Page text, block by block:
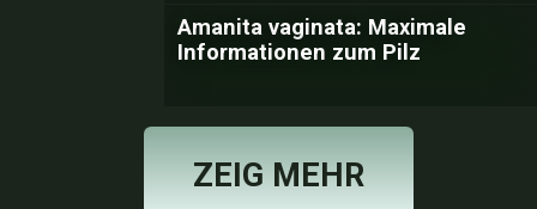
Amanita vaginata: Maximale
Informationen zum Pilz
ZEIG MEHR